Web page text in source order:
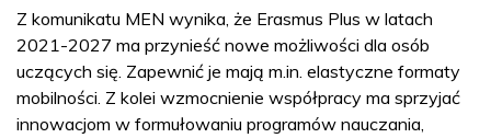
Z komunikatu MEN wynika, że Erasmus Plus w latach
2021-2027 ma przynieść nowe możliwości dla osób
uczących się. Zapewnić je mają m.in. elastyczne formaty
mobilności. Z kolei wzmocnienie współpracy ma sprzyjać
innowacjom w formułowaniu programów nauczania,